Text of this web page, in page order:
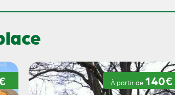
À partir de 140€